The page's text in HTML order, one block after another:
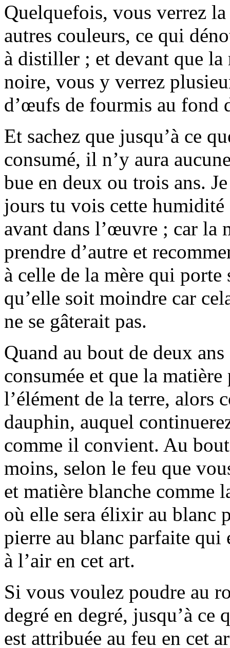
Quelquefois, vous verrez
autres couleurs, ce qui
à distiller ; et devant que
noire, vous y verrez
d’œufs de fourmis au fond
Et sachez que jusqu’à ce
consumé, il n’y aura
bue en deux ou trois ans.
jours tu vois cette
avant dans l’œuvre ; car la
prendre d’autre et
à celle de la mère qui
qu’elle soit moindre car
ne se gâterait pas.
Quand au bout de deux
consumée et que la
l’élément de la terre, alors
dauphin, auquel
comme il convient. Au
moins, selon le feu que
et matière blanche comme
où elle sera élixir au blanc
pierre au blanc parfaite qui
à l’air en cet art.
Si vous voulez poudre au
degré en degré, jusqu’à
est attribuée au feu en cet